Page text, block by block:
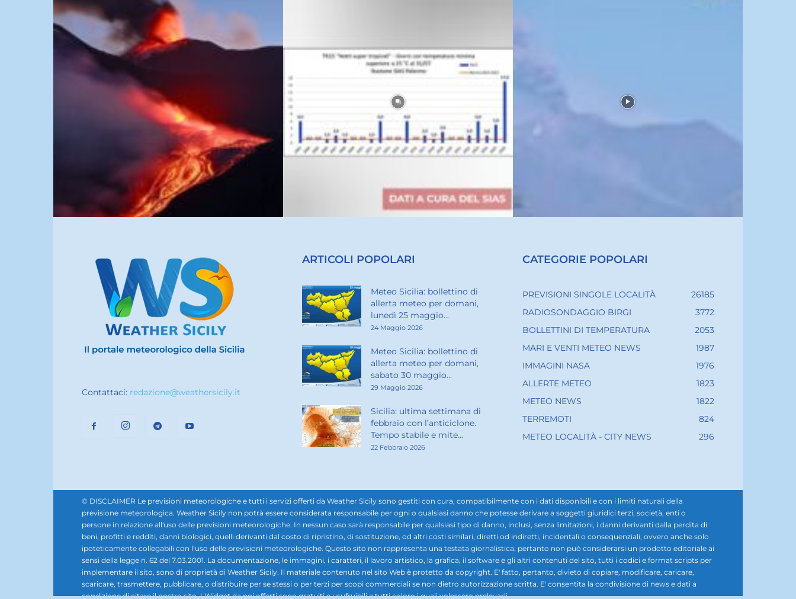
Contattaci: redazione@weathersicily.it
ARTICOLI POPOLARI
Meteo Sicilia: bollettino di
allerta meteo per domani,
lunedì 25 maggio...
24 Maggio 2026
Meteo Sicilia: bollettino di
allerta meteo per domani,
sabato 30 maggio...
29 Maggio 2026
Sicilia: ultima settimana di
febbraio con l’anticiclone.
Tempo stabile e mite...
22 Febbraio 2026
CATEGORIE POPOLARI
PREVISIONI SINGOLE LOCALITÀ
26185
RADIOSONDAGGIO BIRGI
3772
BOLLETTINI DI TEMPERATURA
2053
MARI E VENTI METEO NEWS
1987
IMMAGINI NASA
1976
ALLERTE METEO
1823
METEO NEWS
1822
TERREMOTI
824
METEO LOCALITÀ - CITY NEWS
296
© DISCLAIMER Le previsioni meteorologiche e tutti i servizi offerti da Weather Sicily sono gestiti con cura, compatibilmente con i dati disponibili e con i limiti naturali della
previsione meteorologica. Weather Sicily non potrà essere considerata responsabile per ogni o qualsiasi danno che potesse derivare a soggetti giuridici terzi, società, enti o
persone in relazione all'uso delle previsioni meteorologiche. In nessun caso sarà responsabile per qualsiasi tipo di danno, inclusi, senza limitazioni, i danni derivanti dalla perdita di
beni, profitti e redditi, danni biologici, quelli derivanti dal costo di ripristino, di sostituzione, od altri costi similari, diretti od indiretti, incidentali o consequenziali, ovvero anche solo
ipoteticamente collegabili con l’uso delle previsioni meteorologiche. Questo sito non rappresenta una testata giornalistica, pertanto non può considerarsi un prodotto editoriale ai
sensi della legge n. 62 del 7.03.2001. La documentazione, le immagini, i caratteri, il lavoro artistico, la grafica, il software e gli altri contenuti del sito, tutti i codici e format scripts per
implementare il sito, sono di proprietà di Weather Sicily. Il materiale contenuto nel sito Web è protetto da copyright. E' fatto, pertanto, divieto di copiare, modificare, caricare,
scaricare, trasmettere, pubblicare, o distribuire per se stessi o per terzi per scopi commerciali se non dietro autorizzazione scritta. E' consentita la condivisione di news e dati a
condizione di citare il nostro sito. I Widget da noi offerti sono gratuiti e usufruibili a tutti coloro i quali volessero prelevarli.